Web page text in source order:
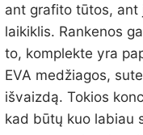
ant grafito tūtos, ant
laikiklis. Rankenos
to, komplekte yra
EVA medžiagos,
išvaizdą. Tokios
kad būtų kuo labiau